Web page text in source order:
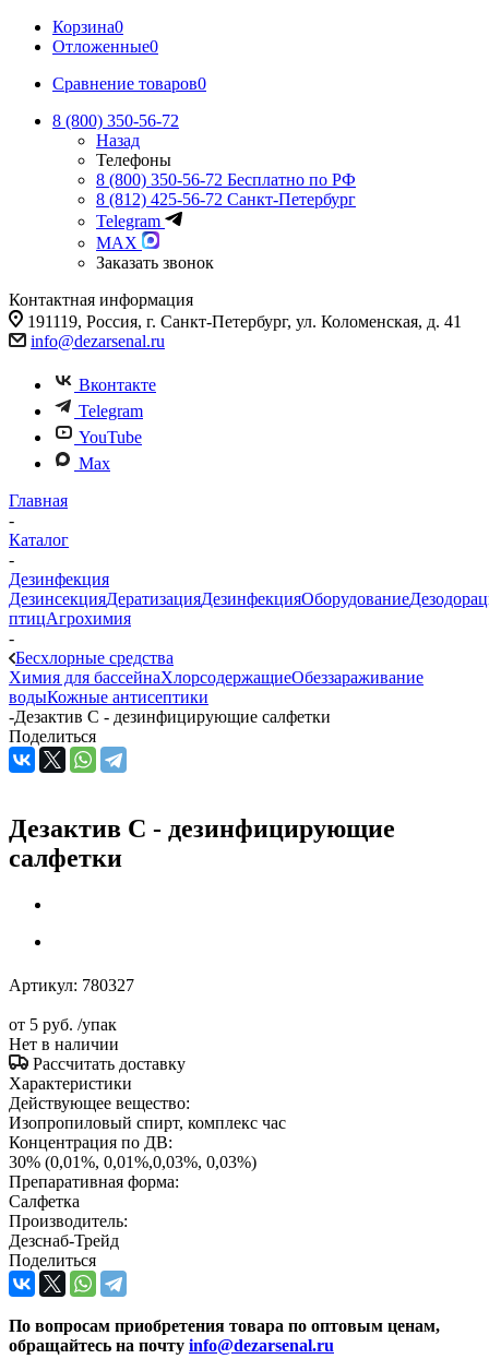
Корзина0
Отложенные0
Сравнение товаров0
8 (800) 350-56-72
Назад
Телефоны
8 (800) 350-56-72 Бесплатно по РФ
8 (812) 425-56-72 Санкт-Петербург
Telegram
MAX
Заказать звонок
Контактная информация
191119, Россия, г. Санкт-Петербург, ул. Коломенская, д. 41
info@dezarsenal.ru
Вконтакте
Telegram
YouTube
Max
Главная
-
Каталог
-
Дезинфекция
ДезинсекцияДератизацияДезинфекцияОборудование
птицАгрохимия
-
Бесхлорные средства
Химия для бассейнаХлорсодержащиеОбеззараживание
водыКожные антисептики
-Дезактив С - дезинфицирующие салфетки
Поделиться
Дезактив С - дезинфицирующие
салфетки
Артикул: 780327
от 5 руб. /упак
Нет в наличии
Рассчитать доставку
Характеристики
Действующее вещество:
Изопропиловый спирт, комплекс час
Концентрация по ДВ:
30% (0,01%, 0,01%,0,03%, 0,03%)
Препаративная форма:
Салфетка
Производитель:
Дезснаб-Трейд
Поделиться
По вопросам приобретения товара по оптовым ценам,
обращайтесь на почту info@dezarsenal.ru